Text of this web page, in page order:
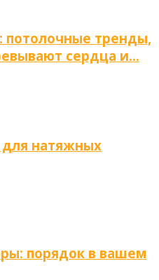
потолочные тренды,
сердца и…
натяжных
порядок в вашем